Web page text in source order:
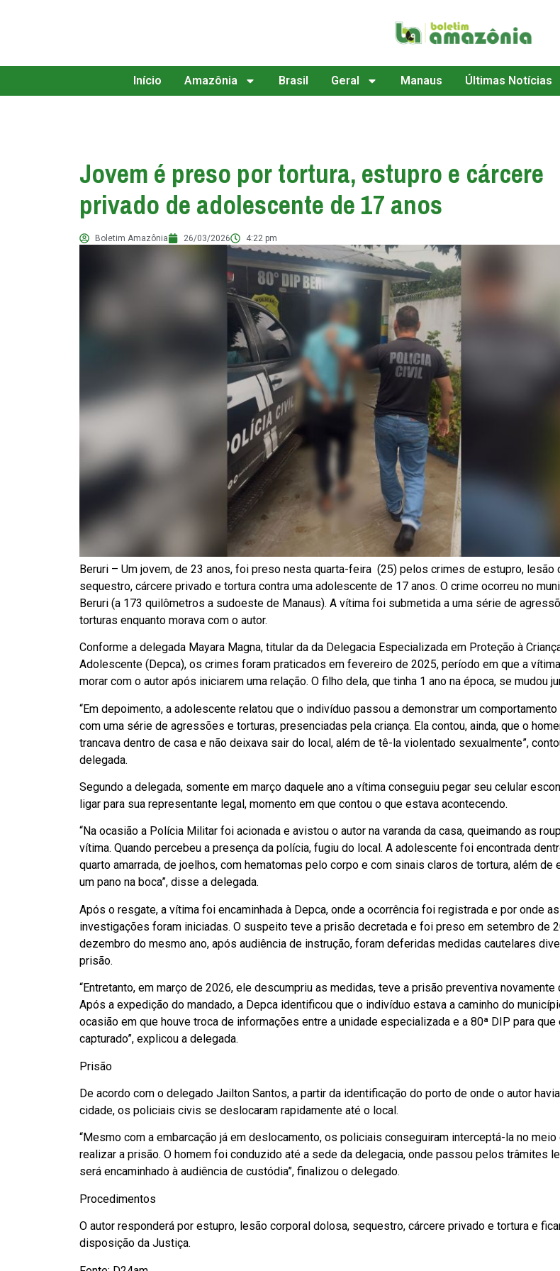
Início Amazônia Brasil Geral Manaus Últimas Notícias
Jovem é preso por tortura, estupro e cárcere
privado de adolescente de 17 anos
Boletim Amazônia 26/03/2026 4:22 pm
Beruri – Um jovem, de 23 anos, foi preso nesta quarta-feira (25) pelos crimes de estupro, lesão
sequestro, cárcere privado e tortura contra uma adolescente de 17 anos. O crime ocorreu no
Beruri (a 173 quilômetros a sudoeste de Manaus). A vítima foi submetida a uma série de
torturas enquanto morava com o autor.
Conforme a delegada Mayara Magna, titular da da Delegacia Especializada em Proteção à
Adolescente (Depca), os crimes foram praticados em fevereiro de 2025, período em que a
morar com o autor após iniciarem uma relação. O filho dela, que tinha 1 ano na época, se mudou
“Em depoimento, a adolescente relatou que o indivíduo passou a demonstrar um
com uma série de agressões e torturas, presenciadas pela criança. Ela contou, ainda, que o
trancava dentro de casa e não deixava sair do local, além de tê-la violentado sexualmente”,
delegada.
Segundo a delegada, somente em março daquele ano a vítima conseguiu pegar seu celular
ligar para sua representante legal, momento em que contou o que estava acontecendo.
“Na ocasião a Polícia Militar foi acionada e avistou o autor na varanda da casa, queimando as
vítima. Quando percebeu a presença da polícia, fugiu do local. A adolescente foi encontrada
quarto amarrada, de joelhos, com hematomas pelo corpo e com sinais claros de tortura, além de
um pano na boca”, disse a delegada.
Após o resgate, a vítima foi encaminhada à Depca, onde a ocorrência foi registrada e por onde as
investigações foram iniciadas. O suspeito teve a prisão decretada e foi preso em setembro de
dezembro do mesmo ano, após audiência de instrução, foram deferidas medidas cautelares
prisão.
“Entretanto, em março de 2026, ele descumpriu as medidas, teve a prisão preventiva novamente
Após a expedição do mandado, a Depca identificou que o indivíduo estava a caminho do
ocasião em que houve troca de informações entre a unidade especializada e a 80ª DIP para
capturado”, explicou a delegada.
Prisão
De acordo com o delegado Jailton Santos, a partir da identificação do porto de onde o autor
cidade, os policiais civis se deslocaram rapidamente até o local.
“Mesmo com a embarcação já em deslocamento, os policiais conseguiram interceptá-la no meio
realizar a prisão. O homem foi conduzido até a sede da delegacia, onde passou pelos trâmites
será encaminhado à audiência de custódia”, finalizou o delegado.
Procedimentos
O autor responderá por estupro, lesão corporal dolosa, sequestro, cárcere privado e tortura e
disposição da Justiça.